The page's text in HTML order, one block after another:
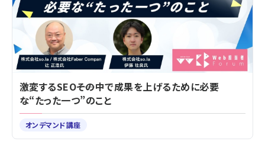
激変するSEO――その中で成果を上げるために必要
な“たった一つ”のこと
オンデマンド講座